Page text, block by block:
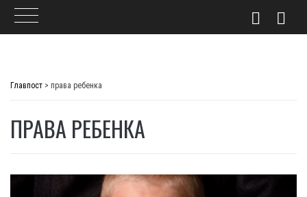
Главпост > права ребенка
ПРАВА РЕБЕНКА